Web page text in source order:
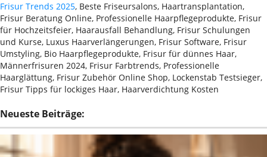
Frisur Trends 2025, Beste Friseursalons, Haartransplantation,
Frisur Beratung Online, Professionelle Haarpflegeprodukte, Frisur
für Hochzeitsfeier, Haarausfall Behandlung, Frisur Schulungen
und Kurse, Luxus Haarverlängerungen, Frisur Software, Frisur
Umstyling, Bio Haarpflegeprodukte, Frisur für dünnes Haar,
Männerfrisuren 2024, Frisur Farbtrends, Professionelle
Haarglättung, Frisur Zubehör Online Shop, Lockenstab Testsieger,
Frisur Tipps für lockiges Haar, Haarverdichtung Kosten
Neueste Beiträge: